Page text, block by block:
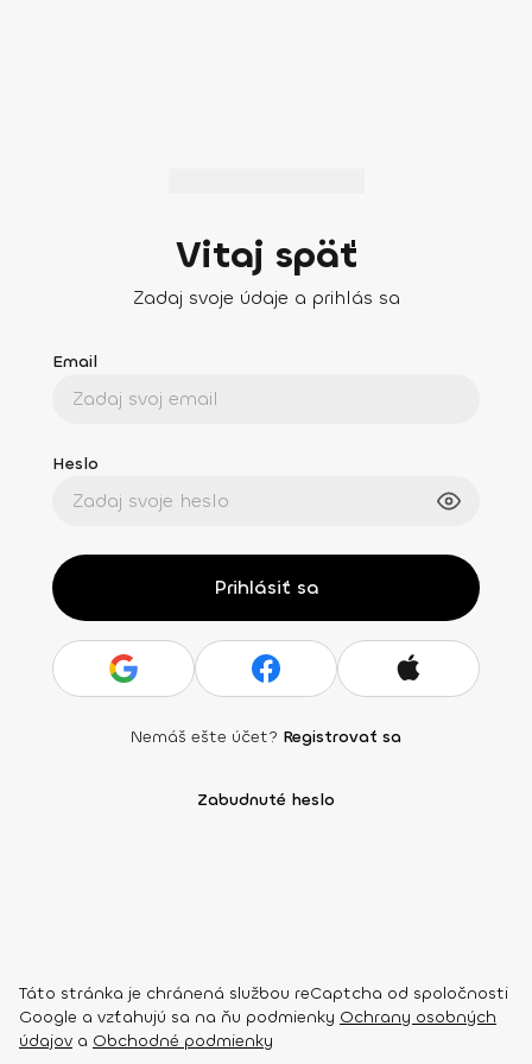
Vitaj späť
Zadaj svoje údaje a prihlás sa
Email
Heslo
Prihlásiť sa
Nemáš ešte účet? Registrovať sa
Zabudnuté heslo
Táto stránka je chránená službou reCaptcha od spoločnosti
Google a vzťahujú sa na ňu podmienky Ochrany osobných
údajov a Obchodné podmienky